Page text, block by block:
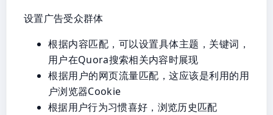
设置广告受众群体
根据内容匹配，可以设置具体主题，关键词，
用户在Quora搜索相关内容时展现
根据用户的网页流量匹配，这应该是利用的用
户浏览器Cookie
根据用户行为习惯喜好，浏览历史匹配